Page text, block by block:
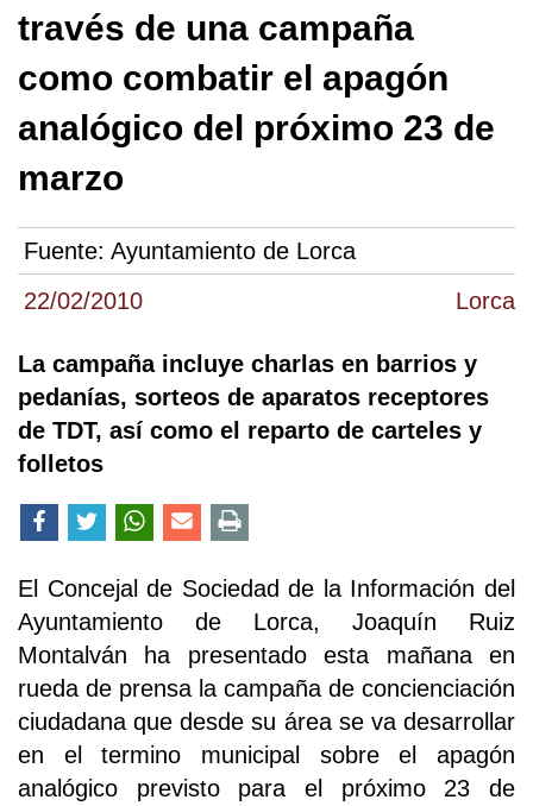
22/02/2010 Lorca
través de una campaña
como combatir el apagón
analógico del próximo 23 de
marzo
Fuente: Ayuntamiento de Lorca
La campaña incluye charlas en barrios y
pedanías, sorteos de aparatos receptores
de TDT, así como el reparto de carteles y
folletos
El Concejal de Sociedad de la Información del
Ayuntamiento de Lorca, Joaquín Ruiz
Montalván ha presentado esta mañana en
rueda de prensa la campaña de concienciación
ciudadana que desde su área se va desarrollar
en el termino municipal sobre el apagón
analógico previsto para el próximo 23 de